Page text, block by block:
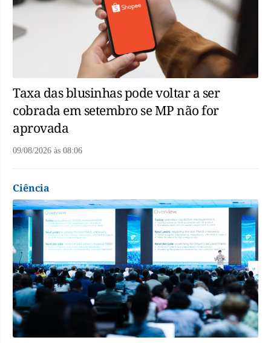
Taxa das blusinhas pode voltar a ser
cobrada em setembro se MP não for
aprovada
09/08/2026 às 08:06
Ciência